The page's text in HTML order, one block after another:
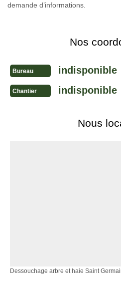
demande d’informations.
Nos
Bureau indisponible
Chantier indisponible
Nous
Dessouchage arbre et haie Saint